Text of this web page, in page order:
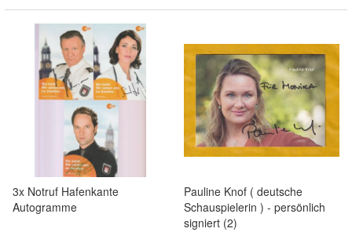
3x Notruf Hafenkante
Autogramme
Pauline Knof ( deutsche
Schauspielerin ) - persönlich
signiert (2)